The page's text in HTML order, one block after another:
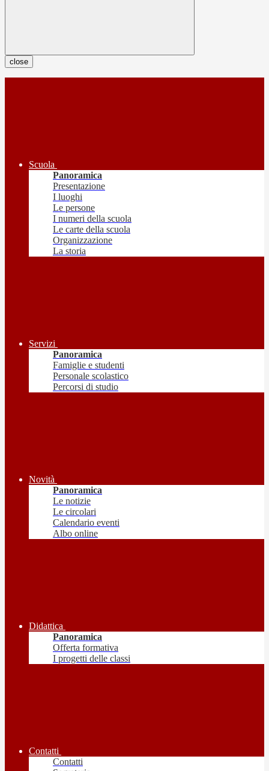
close
Scuola
Panoramica
Presentazione
I luoghi
Le persone
I numeri della scuola
Le carte della scuola
Organizzazione
La storia
Servizi
Panoramica
Famiglie e studenti
Personale scolastico
Percorsi di studio
Novità
Panoramica
Le notizie
Le circolari
Calendario eventi
Albo online
Didattica
Panoramica
Offerta formativa
I progetti delle classi
Contatti
Contatti